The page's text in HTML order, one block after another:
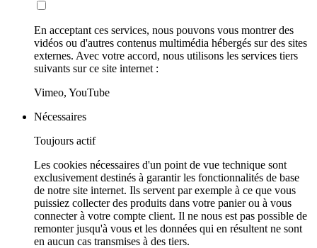
En acceptant ces services, nous pouvons vous montrer des
vidéos ou d'autres contenus multimédia hébergés sur des sites
externes. Avec votre accord, nous utilisons les services tiers
suivants sur ce site internet :
Vimeo, YouTube
Nécessaires
Toujours actif
Les cookies nécessaires d'un point de vue technique sont
exclusivement destinés à garantir les fonctionnalités de base
de notre site internet. Ils servent par exemple à ce que vous
puissiez collecter des produits dans votre panier ou à vous
connecter à votre compte client. Il ne nous est pas possible de
remonter jusqu'à vous et les données qui en résultent ne sont
en aucun cas transmises à des tiers.